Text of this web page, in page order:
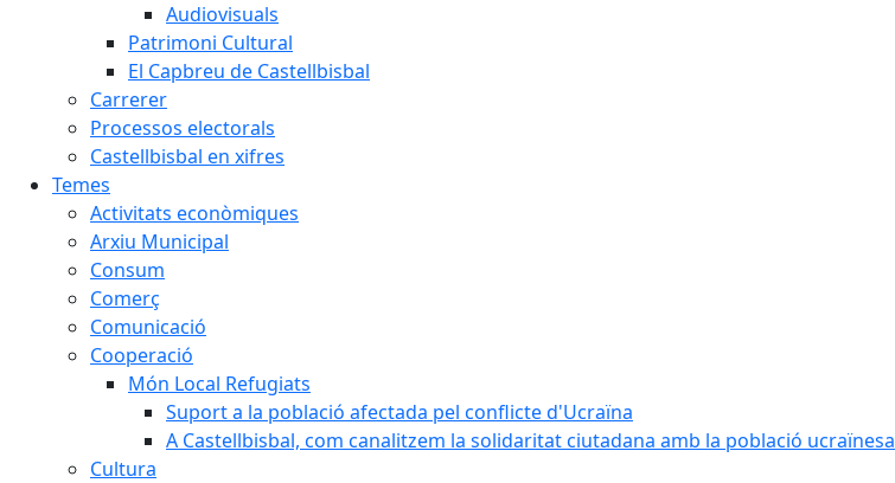
Audiovisuals
Patrimoni Cultural
El Capbreu de Castellbisbal
Carrerer
Processos electorals
Castellbisbal en xifres
Temes
Activitats econòmiques
Arxiu Municipal
Consum
Comerç
Comunicació
Cooperació
Món Local Refugiats
Suport a la població afectada pel conflicte d'Ucraïna
A Castellbisbal, com canalitzem la solidaritat ciutadana amb la població ucraïnesa
Cultura